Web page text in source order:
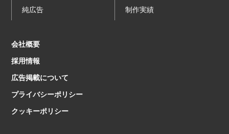
純広告 制作実績
会社概要
採用情報
広告掲載について
プライバシーポリシー
クッキーポリシー